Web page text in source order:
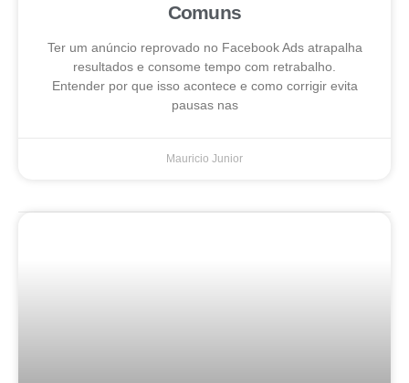
Comuns
Ter um anúncio reprovado no Facebook Ads atrapalha
resultados e consome tempo com retrabalho.
Entender por que isso acontece e como corrigir evita
pausas nas
Mauricio Junior